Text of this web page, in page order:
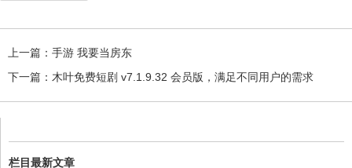
上一篇： 手游 我要当房东
下一篇： 木叶免费短剧 v7.1.9.32 会员版，满足不同用户的需求
栏目最新文章